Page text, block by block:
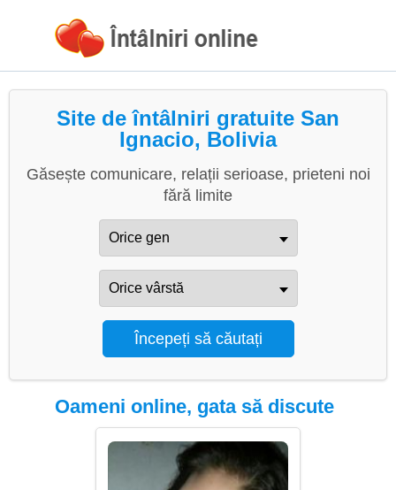
Site de întâlniri gratuite San
Ignacio, Bolivia
Găsește comunicare, relații serioase, prieteni noi
fără limite
Oameni online, gata să discute